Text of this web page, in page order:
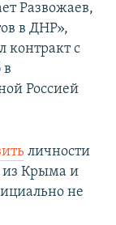
Развожаев,
в ДНР»,
контракт с
Россией
личности
из Крыма и
не